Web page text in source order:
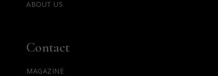
ABOUT US
Contact
MAGAZINE